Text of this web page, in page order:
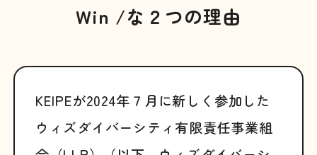
Win /な２つの理由
KEIPEが2024年７月に新しく参加した
ウィズダイバーシティ有限責任事業組